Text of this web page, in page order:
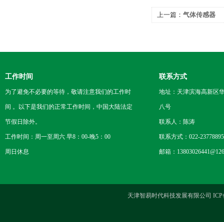
上一篇： 气体传感器
工作时间
为了避免不必要的等待，敬请注意我们的工作时
间 。以下是我们的正常工作时间，中国大陆法定
节假日除外。
工作时间：周一至周六 早8：00-晚5：00
周日休息
联系方式
地址：天津滨海高新区
八号
联系人：陈涛
联系方式：022-23778895
邮箱：
天津智易时代科技发展有限公司 ICP